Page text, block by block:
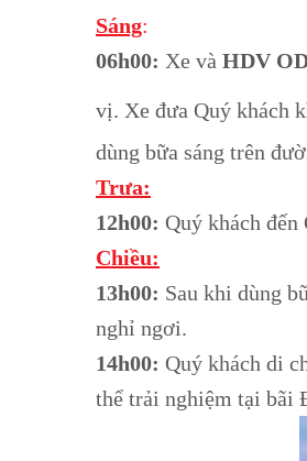
Sáng:
06h00: Xe và HDV
vị. Xe đưa Quý khách
dùng bữa sáng trên
Trưa:
12h00: Quý khách
Chiều:
13h00: Sau khi dùng
nghỉ ngơi.
14h00: Quý khách di
thể trải nghiệm tại bãi